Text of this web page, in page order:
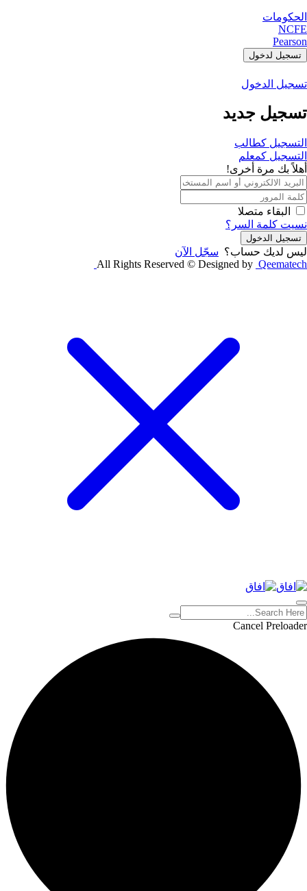
الحكومات
NCFE
Pearson
تسجيل لدخول
تسجيل الدخول
تسجيل جديد
التسجيل كطالب
التسجيل كمعلم
أهلاً بك مرة أخرى!
البقاء متصلا
نسيت كلمة السر؟
تسجيل الدخول
ليس لديك حساب؟ سجّل الآن
All Rights Reserved © Designed by Qeematech
Cancel Preloader